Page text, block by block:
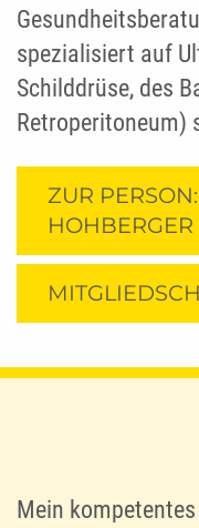
spezialisiert auf
Schilddrüse, des
Retroperitoneum)
ZUR
HOHBERGER
Mein